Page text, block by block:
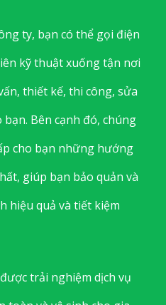
ty, bạn có thể gọi điện
kỹ thuật xuống tận nơi
thiết kế, thi công, sửa
Bên cạnh đó, chúng
cho bạn những hướng
giúp bạn bảo quản và
hiệu quả và tiết kiệm
trải nghiệm dịch vụ